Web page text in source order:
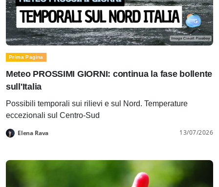
Prima Pagina
Meteo PROSSIMI GIORNI: continua la fase bollente
sull'Italia
Possibili temporali sui rilievi e sul Nord. Temperature
eccezionali sul Centro-Sud
Elena Rava 13/07/2026